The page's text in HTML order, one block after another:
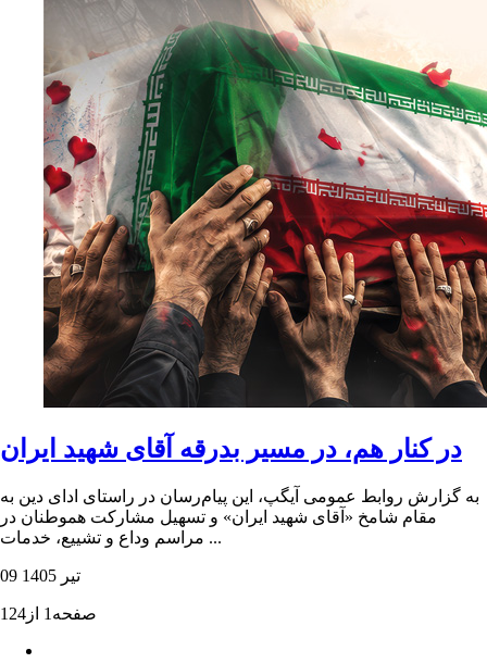
در کنار هم، در مسیر بدرقه آقای شهید ایران
به گزارش روابط عمومی آیگپ، این پیام‌رسان در راستای ادای دین به
مقام شامخ «آقای شهید ایران» و تسهیل مشارکت هموطنان در
مراسم وداع و تشییع، خدمات ...
09 تیر 1405
صفحه1 از124